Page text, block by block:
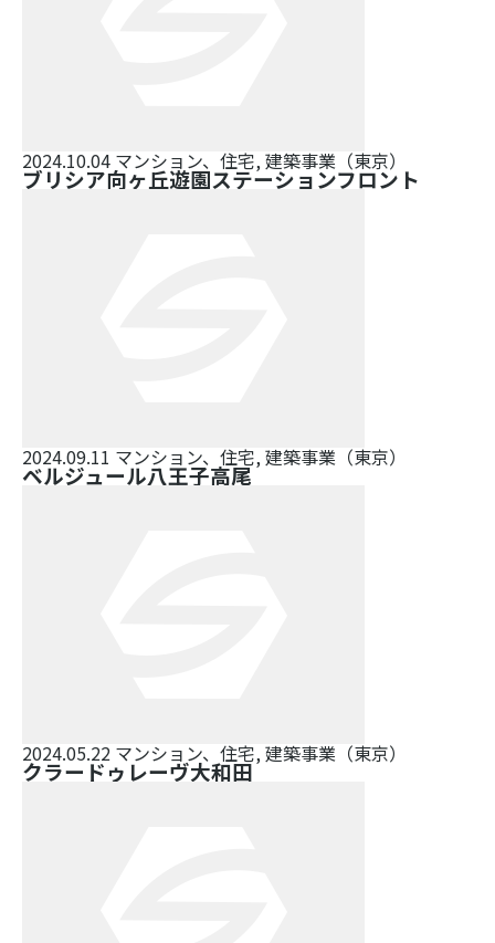
2024.10.04 マンション、住宅, 建築事業（東京）
ブリシア向ヶ丘遊園ステーションフロント
2024.09.11 マンション、住宅, 建築事業（東京）
ベルジュール八王子高尾
2024.05.22 マンション、住宅, 建築事業（東京）
クラードゥレーヴ大和田